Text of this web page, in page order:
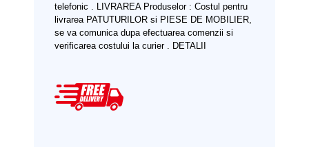
telefonic . LIVRAREA Produselor : Costul pentru
livrarea PATUTURILOR si PIESE DE MOBILIER,
se va comunica dupa efectuarea comenzii si
verificarea costului la curier . DETALII